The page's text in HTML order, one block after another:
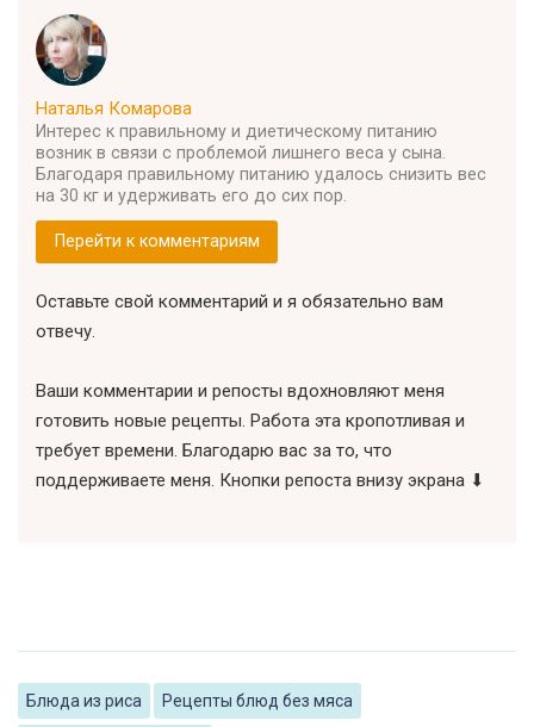
Наталья Комарова
Интерес к правильному и диетическому питанию
возник в связи с проблемой лишнего веса у сына.
Благодаря правильному питанию удалось снизить вес
на 30 кг и удерживать его до сих пор.
Перейти к комментариям
Оставьте свой комментарий и я обязательно вам
отвечу.
Ваши комментарии и репосты вдохновляют меня
готовить новые рецепты. Работа эта кропотливая и
требует времени. Благодарю вас за то, что
поддерживаете меня. Кнопки репоста внизу экрана ⬇
Блюда из риса Рецепты блюд без мяса